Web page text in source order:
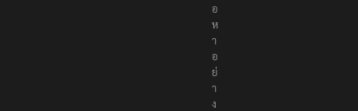
อ
ห
า
อ
ย่
า
ง